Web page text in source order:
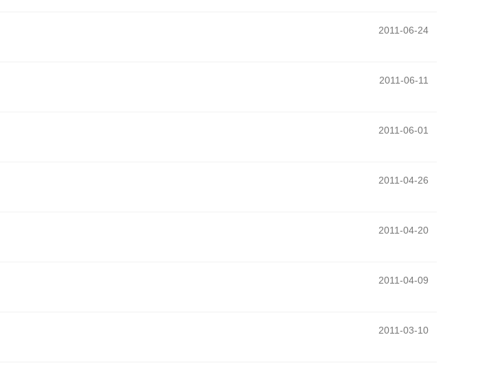
2011-06-24
2011-06-11
2011-06-01
2011-04-26
2011-04-20
2011-04-09
2011-03-10